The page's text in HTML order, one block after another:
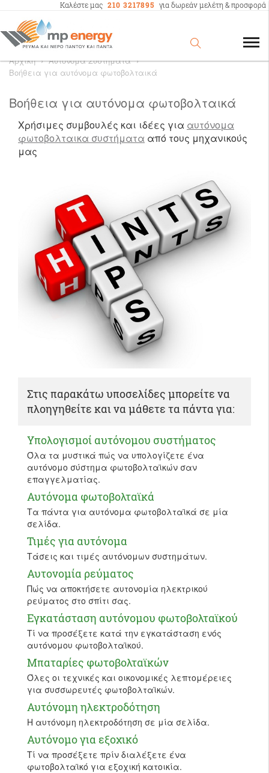
Καλέστε μας 210 3217895 για δωρεάν μελέτη & προσφορά
Αρχική › Αυτόνομα Συστήματα ›
Βοήθεια για αυτόνομα φωτοβολταικά
Βοήθεια για αυτόνομα φωτοβολταικά
Χρήσιμες συμβουλές και ιδέες για αυτόνομα
φωτοβολταικα συστήματα από τους μηχανικούς
μας
Στις παρακάτω υποσελίδες μπορείτε να
πλοηγηθείτε και να μάθετε τα πάντα για:
Υπολογισμοί αυτόνομου συστήματος
Όλα τα μυστικά πώς να υπολογίζετε ένα
αυτόνομο σύστημα φωτοβολταϊκών σαν
επαγγελματίας.
Αυτόνομα φωτοβολταϊκά
Τα πάντα για αυτόνομα φωτοβολταϊκά σε μία
σελίδα.
Τιμές για αυτόνομα
Τάσεις και τιμές αυτόνομων συστημάτων.
Αυτονομία ρεύματος
Πώς να αποκτήσετε αυτονομία ηλεκτρικού
ρεύματος στο σπίτι σας.
Εγκατάσταση αυτόνομου φωτοβολταϊκού
Τί να προσέξετε κατά την εγκατάσταση ενός
αυτόνομου φωτοβολταϊκού.
Μπαταρίες φωτοβολταϊκών
Όλες οι τεχνικές και οικονομικές λεπτομέρειες
για συσσωρευτές φωτοβολταϊκών.
Αυτόνομη ηλεκτροδότηση
Η αυτόνομη ηλεκτροδότηση σε μία σελίδα.
Αυτόνομο για εξοχικό
Τί να προσέξετε πρίν διαλέξετε ένα
φωτοβολταϊκό για εξοχική κατοικία.